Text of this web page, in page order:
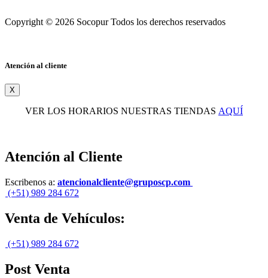
Copyright © 2026 Socopur Todos los derechos reservados
Atención al cliente
X
VER LOS HORARIOS NUESTRAS TIENDAS AQUÍ
Atención al Cliente
Escribenos a: atencionalcliente@gruposcp.com
(+51) 989 284 672
Venta de Vehículos:
(+51) 989 284 672
Post Venta